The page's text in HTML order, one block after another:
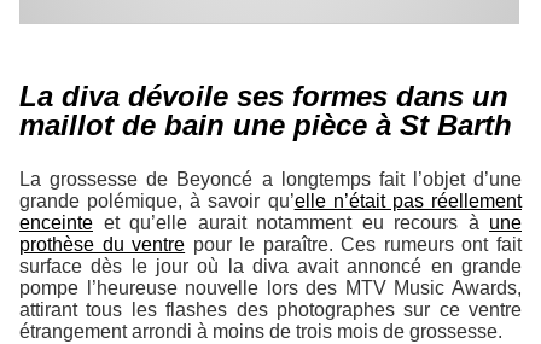
La diva dévoile ses formes dans un
maillot de bain une pièce à St Barth
La grossesse de Beyoncé a longtemps fait l’objet d’une
grande polémique, à savoir qu’elle n’était pas réellement
enceinte et qu’elle aurait notamment eu recours à une
prothèse du ventre pour le paraître. Ces rumeurs ont fait
surface dès le jour où la diva avait annoncé en grande
pompe l’heureuse nouvelle lors des MTV Music Awards,
attirant tous les flashes des photographes sur ce ventre
étrangement arrondi à moins de trois mois de grossesse.